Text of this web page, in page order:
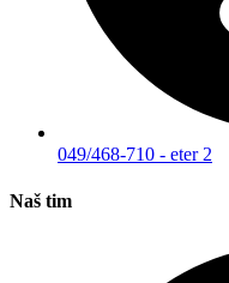
049/468-710 - eter 2
Naš tim